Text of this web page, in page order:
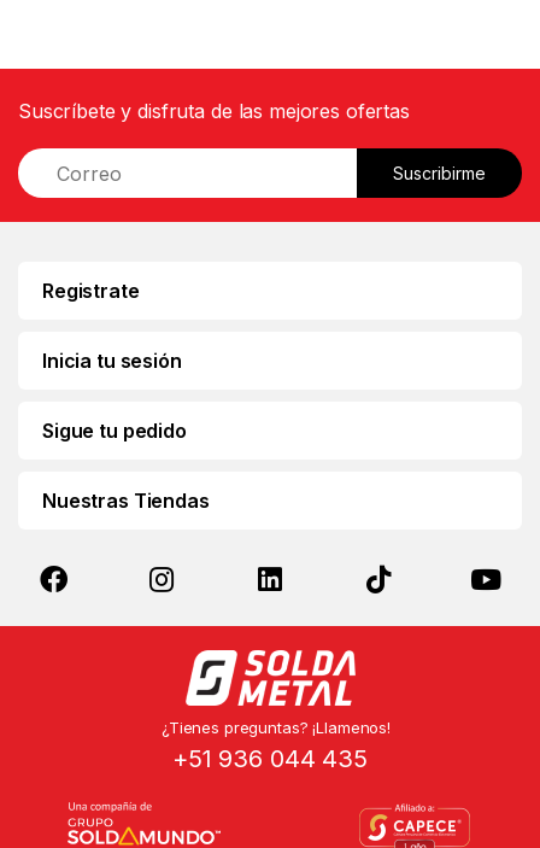
Suscríbete y disfruta de las mejores ofertas
E
m
Suscribirme
Registrate
Inicia tu sesión
Sigue tu pedido
Nuestras Tiendas
¿Tienes preguntas? ¡Llamenos!
+51 936 044 435